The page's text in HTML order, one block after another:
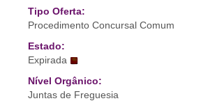
Tipo Oferta:
Procedimento Concursal Comum
Estado:
Expirada
Nível Orgânico:
Juntas de Freguesia